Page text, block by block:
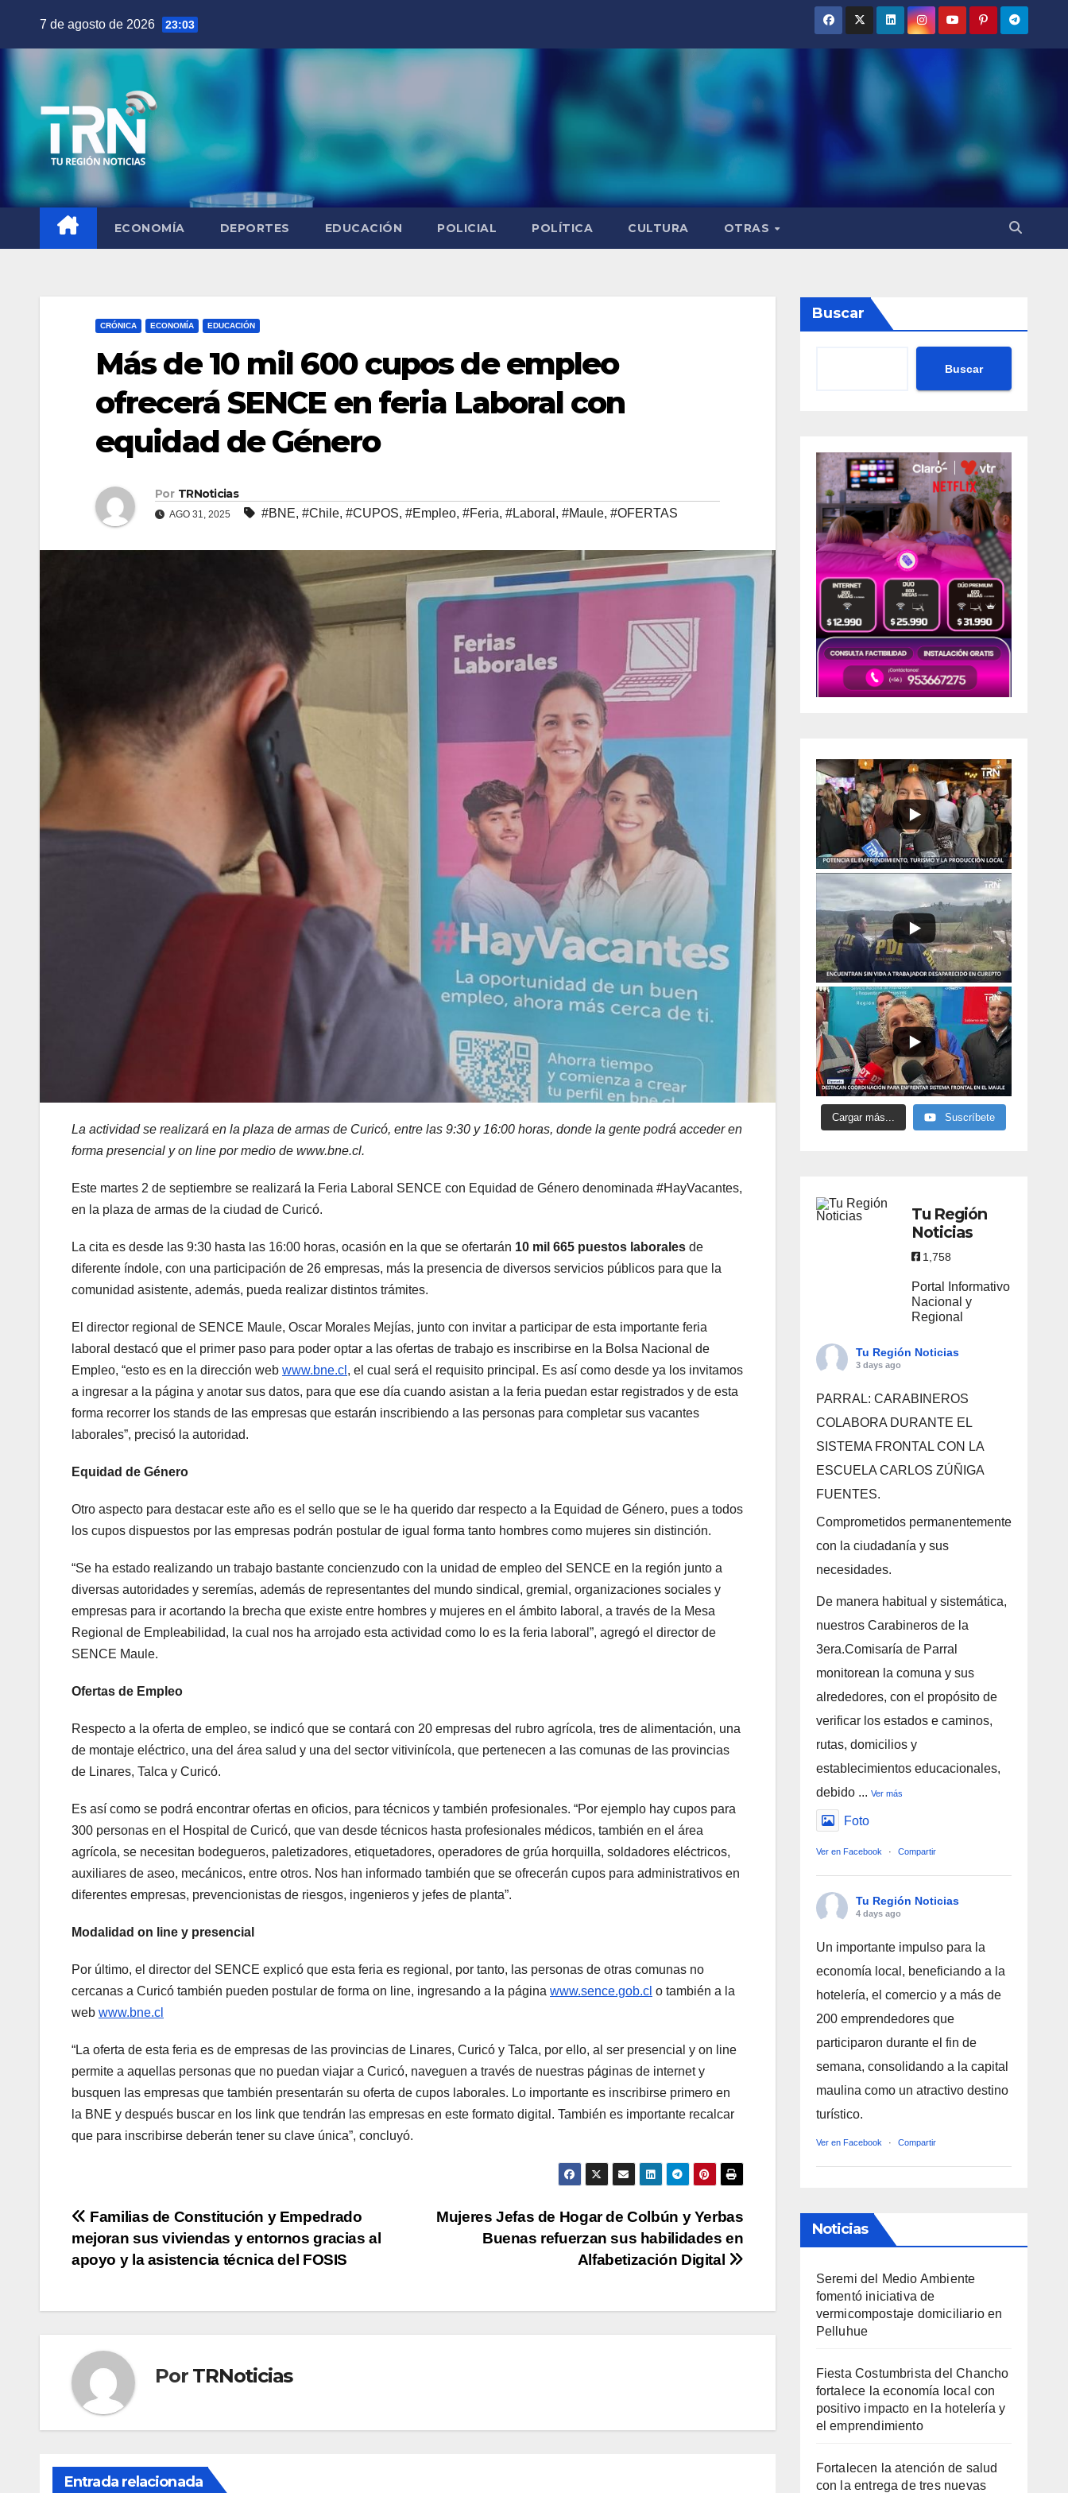
7 de agosto de 2026 23:03
ECONOMÍA DEPORTES EDUCACIÓN POLICIAL POLÍTICA CULTURA OTRAS
CRÓNICA ECONOMÍA EDUCACIÓN
Más de 10 mil 600 cupos de empleo
ofrecerá SENCE en feria Laboral con
equidad de Género
Por TRNoticias
AGO 31, 2025 #BNE, #Chile, #CUPOS, #Empleo, #Feria, #Laboral , #Maule, #OFERTAS
La actividad se realizará en la plaza de armas de Curicó, entre las 9:30 y 16:00 horas, donde la gente podrá acceder en
forma presencial y on line por medio de www.bne.cl.
Este martes 2 de septiembre se realizará la Feria Laboral SENCE con Equidad de Género denominada #HayVacantes,
en la plaza de armas de la ciudad de Curicó.
La cita es desde las 9:30 hasta las 16:00 horas, ocasión en la que se ofertarán 10 mil 665 puestos laborales de
diferente índole, con una participación de 26 empresas, más la presencia de diversos servicios públicos para que la
comunidad asistente, además, pueda realizar distintos trámites.
El director regional de SENCE Maule, Oscar Morales Mejías, junto con invitar a participar de esta importante feria
laboral destacó que el primer paso para poder optar a las ofertas de trabajo es inscribirse en la Bolsa Nacional de
Empleo, “esto es en la dirección web www.bne.cl , el cual será el requisito principal. Es así como desde ya los invitamos
a ingresar a la página y anotar sus datos, para que ese día cuando asistan a la feria puedan estar registrados y de esta
forma recorrer los stands de las empresas que estarán inscribiendo a las personas para completar sus vacantes
laborales”, precisó la autoridad.
Equidad de Género
Otro aspecto para destacar este año es el sello que se le ha querido dar respecto a la Equidad de Género, pues a todos
los cupos dispuestos por las empresas podrán postular de igual forma tanto hombres como mujeres sin distinción.
“Se ha estado realizando un trabajo bastante concienzudo con la unidad de empleo del SENCE en la región junto a
diversas autoridades y seremías, además de representantes del mundo sindical, gremial, organizaciones sociales y
empresas para ir acortando la brecha que existe entre hombres y mujeres en el ámbito laboral, a través de la Mesa
Regional de Empleabilidad, la cual nos ha arrojado esta actividad como lo es la feria laboral”, agregó el director de
SENCE Maule.
Ofertas de Empleo
Respecto a la oferta de empleo, se indicó que se contará con 20 empresas del rubro agrícola, tres de alimentación, una
de montaje eléctrico, una del área salud y una del sector vitivinícola, que pertenecen a las comunas de las provincias
de Linares, Talca y Curicó.
Es así como se podrá encontrar ofertas en oficios, para técnicos y también profesionales. “Por ejemplo hay cupos para
300 personas en el Hospital de Curicó, que van desde técnicos hasta profesionales médicos, también en el área
agrícola, se necesitan bodegueros, paletizadores, etiquetadores, operadores de grúa horquilla, soldadores eléctricos,
auxiliares de aseo, mecánicos, entre otros. Nos han informado también que se ofrecerán cupos para administrativos en
diferentes empresas, prevencionistas de riesgos, ingenieros y jefes de planta”.
Modalidad on line y presencial
Por último, el director del SENCE explicó que esta feria es regional, por tanto, las personas de otras comunas no
cercanas a Curicó también pueden postular de forma on line, ingresando a la página www.sence.gob.cl o también a la
web www.bne.cl
“La oferta de esta feria es de empresas de las provincias de Linares, Curicó y Talca, por ello, al ser presencial y on line
permite a aquellas personas que no puedan viajar a Curicó, naveguen a través de nuestras páginas de internet y
busquen las empresas que también presentarán su oferta de cupos laborales. Lo importante es inscribirse primero en
la BNE y después buscar en los link que tendrán las empresas en este formato digital. También es importante recalcar
que para inscribirse deberán tener su clave única”, concluyó.
Navegación
de
Mujeres Jefas de Hogar de Colbún y Yerbas
Buenas refuerzan sus habilidades en
Alfabetización Digital
Familias de Constitución y Empedrado
mejoran sus viviendas y entornos gracias al
apoyo y la asistencia técnica del FOSIS
Por TRNoticias
Entrada relacionada
Buscar
Buscar
Cargar más... Suscríbete
Tu Región
Noticias
1,758
Portal Informativo
Nacional y
Regional
Tu Región Noticias
3 days ago
PARRAL: CARABINEROS
COLABORA DURANTE EL
SISTEMA FRONTAL CON LA
ESCUELA CARLOS ZÚÑIGA
FUENTES.
Comprometidos permanentemente
con la ciudadanía y sus
necesidades.
De manera habitual y sistemática,
nuestros Carabineros de la
3era.Comisaría de Parral
monitorean la comuna y sus
alrededores, con el propósito de
verificar los estados e caminos,
rutas, domicilios y
establecimientos educacionales,
debido ... Ver más
Foto
Ver en Facebook · Compartir
Tu Región Noticias
4 days ago
Un importante impulso para la
economía local, beneficiando a la
hotelería, el comercio y a más de
200 emprendedores que
participaron durante el fin de
semana, consolidando a la capital
maulina como un atractivo destino
turístico.
Ver en Facebook · Compartir
Noticias
Seremi del Medio Ambiente
fomentó iniciativa de
vermicompostaje domiciliario en
Pelluhue
Fiesta Costumbrista del Chancho
fortalece la economía local con
positivo impacto en la hotelería y
el emprendimiento
Fortalecen la atención de salud
con la entrega de tres nuevas